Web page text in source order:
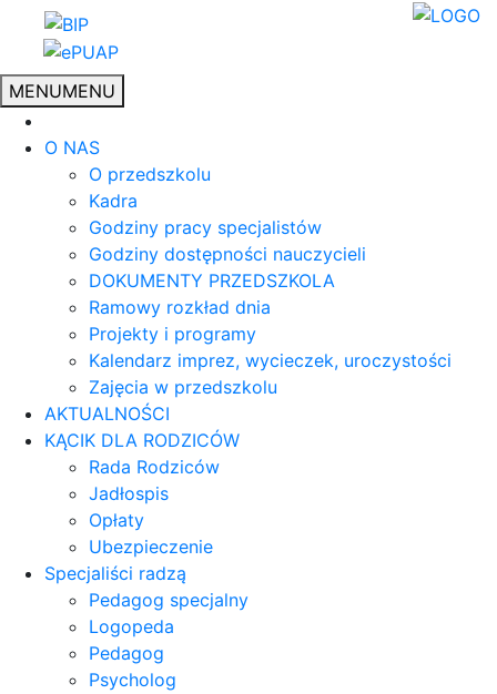
MENUMENU
O NAS
O przedszkolu
Kadra
Godziny pracy specjalistów
Godziny dostępności nauczycieli
DOKUMENTY PRZEDSZKOLA
Ramowy rozkład dnia
Projekty i programy
Kalendarz imprez, wycieczek, uroczystości
Zajęcia w przedszkolu
AKTUALNOŚCI
KĄCIK DLA RODZICÓW
Rada Rodziców
Jadłospis
Opłaty
Ubezpieczenie
Specjaliści radzą
Pedagog specjalny
Logopeda
Pedagog
Psycholog